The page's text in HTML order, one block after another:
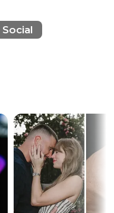
Social